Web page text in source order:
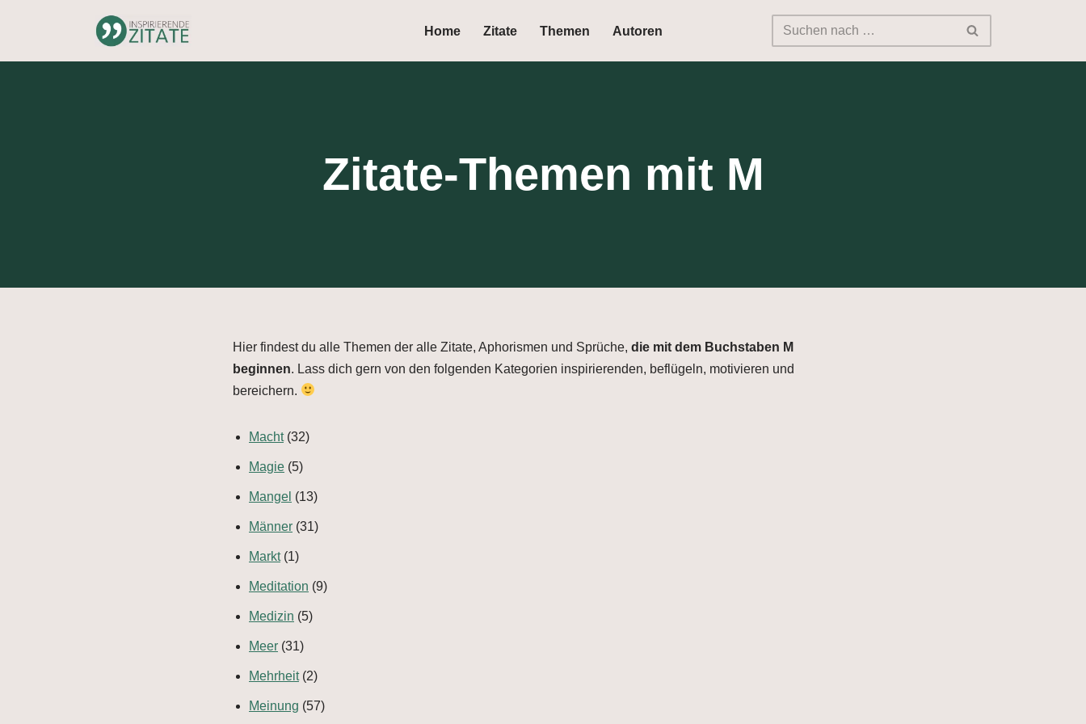
Home Zitate Themen Autoren
Zitate-Themen mit M
Hier findest du alle Themen der alle Zitate, Aphorismen und Sprüche, die mit dem Buchstaben M
beginnen. Lass dich gern von den folgenden Kategorien inspirierenden, beflügeln, motivieren und
bereichern.
Macht(32)
Magie (5)
Mangel (13)
Männer (31)
Markt(1)
Meditation (9)
Medizin (5)
Meer (31)
Mehrheit(2)
Meinung (57)